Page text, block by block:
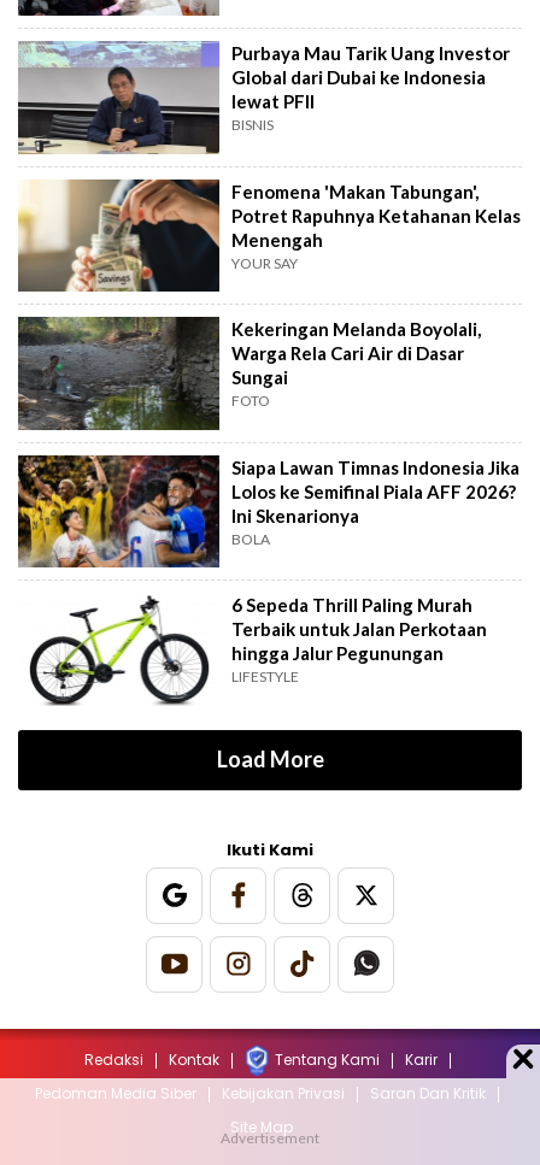
Purbaya Mau Tarik Uang Investor
Global dari Dubai ke Indonesia
lewat PFII
BISNIS
Fenomena 'Makan Tabungan',
Potret Rapuhnya Ketahanan Kelas
Menengah
YOUR SAY
Kekeringan Melanda Boyolali,
Warga Rela Cari Air di Dasar
Sungai
FOTO
Siapa Lawan Timnas Indonesia Jika
Lolos ke Semifinal Piala AFF 2026?
Ini Skenarionya
BOLA
6 Sepeda Thrill Paling Murah
Terbaik untuk Jalan Perkotaan
hingga Jalur Pegunungan
LIFESTYLE
Load More
Ikuti Kami
Redaksi Kontak Tentang Kami
Karir
Pedoman Media Siber
Kebijakan Privasi
Saran Dan Kritik
Site Map